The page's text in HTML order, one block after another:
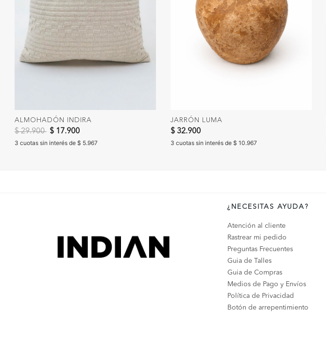
ALMOHADÓN INDIRA
Precio reducido de
$ 29.900a$ 17.900
3 cuotas sin interés de $ 5.967
JARRÓN LUMA
$ 32.900
3 cuotas sin interés de $ 10.967
¿NECESITAS AYUDA?
Atención al cliente
Rastrear mi pedido
Preguntas Frecuentes
Guia de Talles
Guia de Compras
Medios de Pago y Envíos
Política de Privacidad
Botón de arrepentimiento